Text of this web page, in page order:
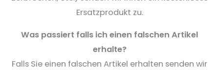
Ersatzprodukt zu.
Was passiert falls ich einen falschen Artikel
erhalte?
Falls Sie einen falschen Artikel erhalten senden wir